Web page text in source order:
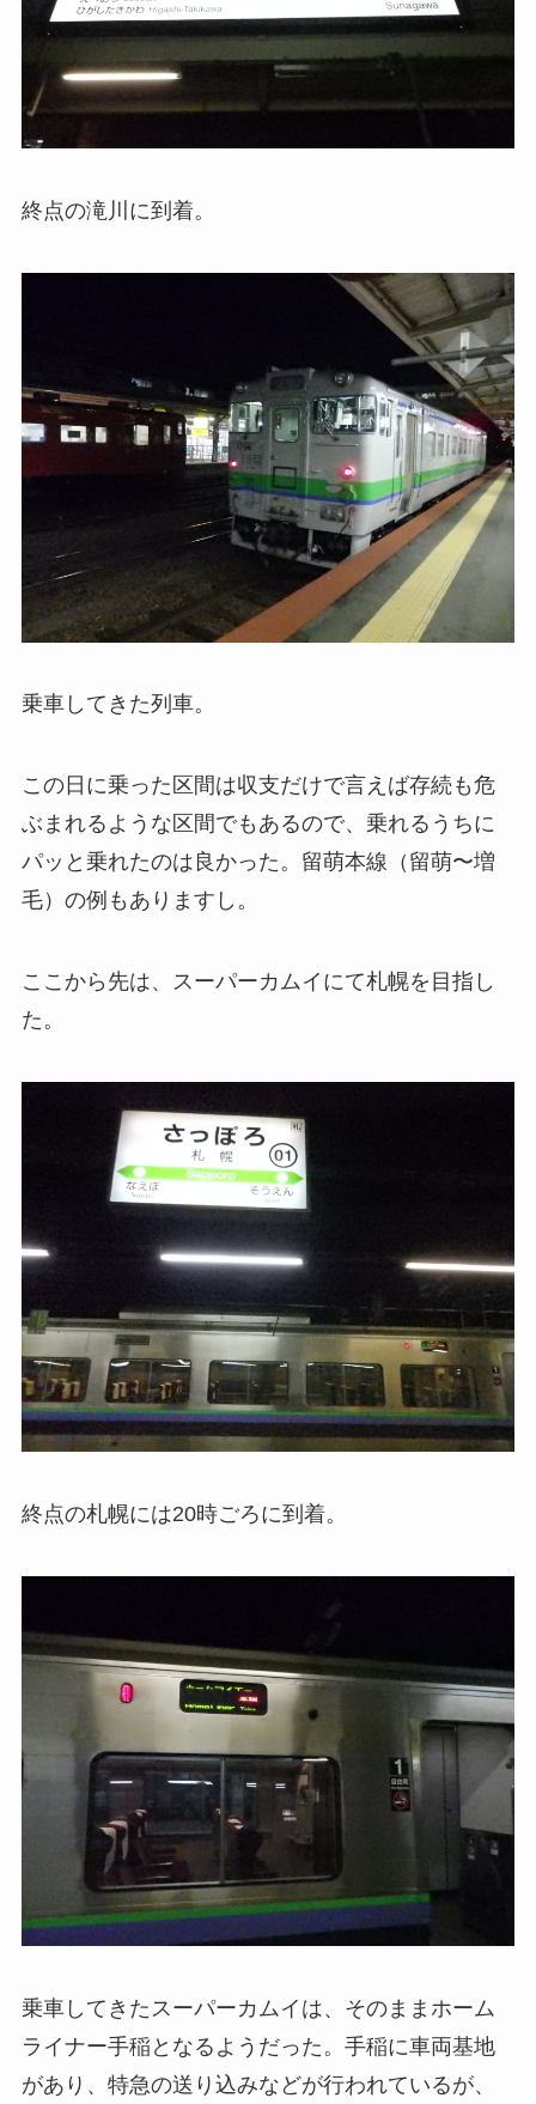
終点の滝川に到着。
乗車してきた列車。
この日に乗った区間は収支だけで言えば存続も危
ぶまれるような区間でもあるので、乗れるうちに
パッと乗れたのは良かった。留萌本線（留萌〜増
毛）の例もありますし。
ここから先は、スーパーカムイにて札幌を目指し
た。
終点の札幌には20時ごろに到着。
乗車してきたスーパーカムイは、そのままホーム
ライナー手稲となるようだった。手稲に車両基地
があり、特急の送り込みなどが行われているが、